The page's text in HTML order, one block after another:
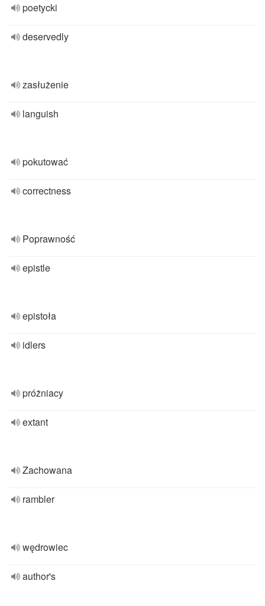
poetycki
deservedly
zasłużenie
languish
pokutować
correctness
Poprawność
epistle
epistoła
idlers
próżniacy
extant
Zachowana
rambler
wędrowiec
author's